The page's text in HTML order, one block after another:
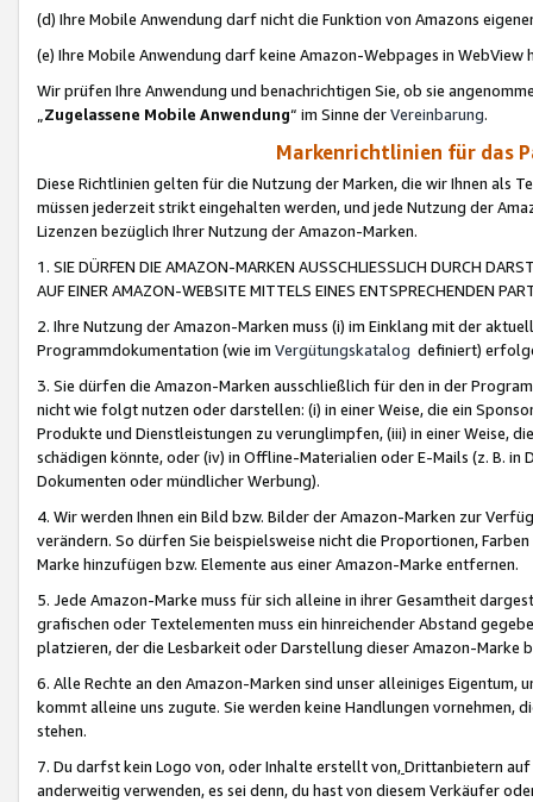
(d) Ihre Mobile Anwendung darf nicht die Funktion von Amazons
(e) Ihre Mobile Anwendung darf keine Amazon-Webpages in WebView
Wir prüfen Ihre Anwendung und benachrichtigen Sie, ob sie
„Zugelassene Mobile Anwendung“ im Sinne derVereinbarung.
Markenrichtlinien für das
Diese Richtlinien gelten für die Nutzung der Marken, die wir Ihnen als
müssen jederzeit strikt eingehalten werden, und jede Nutzung der
Lizenzen bezüglich Ihrer Nutzung der Amazon-Marken.
1. SIE DÜRFEN DIE AMAZON-MARKEN AUSSCHLIESSLICH DURCH
AUF EINER AMAZON-WEBSITE MITTELS EINES ENTSPRECHENDEN
2. Ihre Nutzung der Amazon-Marken muss (i) im Einklang mit der
Programmdokumentation (wie im Vergütungskatalog definiert)
3. Sie dürfen die Amazon-Marken ausschließlich für den in der
nicht wie folgt nutzen oder darstellen: (i) in einer Weise, die ein
Produkte und Dienstleistungen zu verunglimpfen, (iii) in einer Weise,
schädigen könnte, oder (iv) in Offline-Materialien oder E-Mails (z. B. in
Dokumenten oder mündlicher Werbung).
4. Wir werden Ihnen ein Bild bzw. Bilder der Amazon-Marken zur
verändern. So dürfen Sie beispielsweise nicht die Proportionen,
Marke hinzufügen bzw. Elemente aus einer Amazon-Marke entfernen.
5. Jede Amazon-Marke muss für sich alleine in ihrer Gesamtheit
grafischen oder Textelementen muss ein hinreichender Abstand
platzieren, der die Lesbarkeit oder Darstellung dieser Amazon-Marke
6. Alle Rechte an den Amazon-Marken sind unser alleiniges
kommt alleine uns zugute. Sie werden keine Handlungen vornehmen,
stehen.
7. Du darfst kein Logo von, oder Inhalte erstellt von,Drittanbietern auf
anderweitig verwenden, es sei denn, du hast von diesem Verkäufer